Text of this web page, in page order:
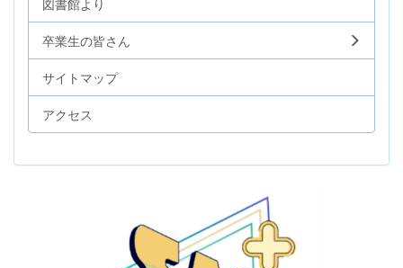
卒業生の皆さん
サイトマップ
アクセス